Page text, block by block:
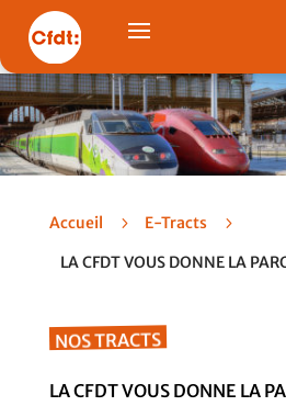
Accueil 5 E-Tracts
5
LA CFDT VOUS DONNE LA
NOS TRACTS
LA CFDT VOUS DONNE LA